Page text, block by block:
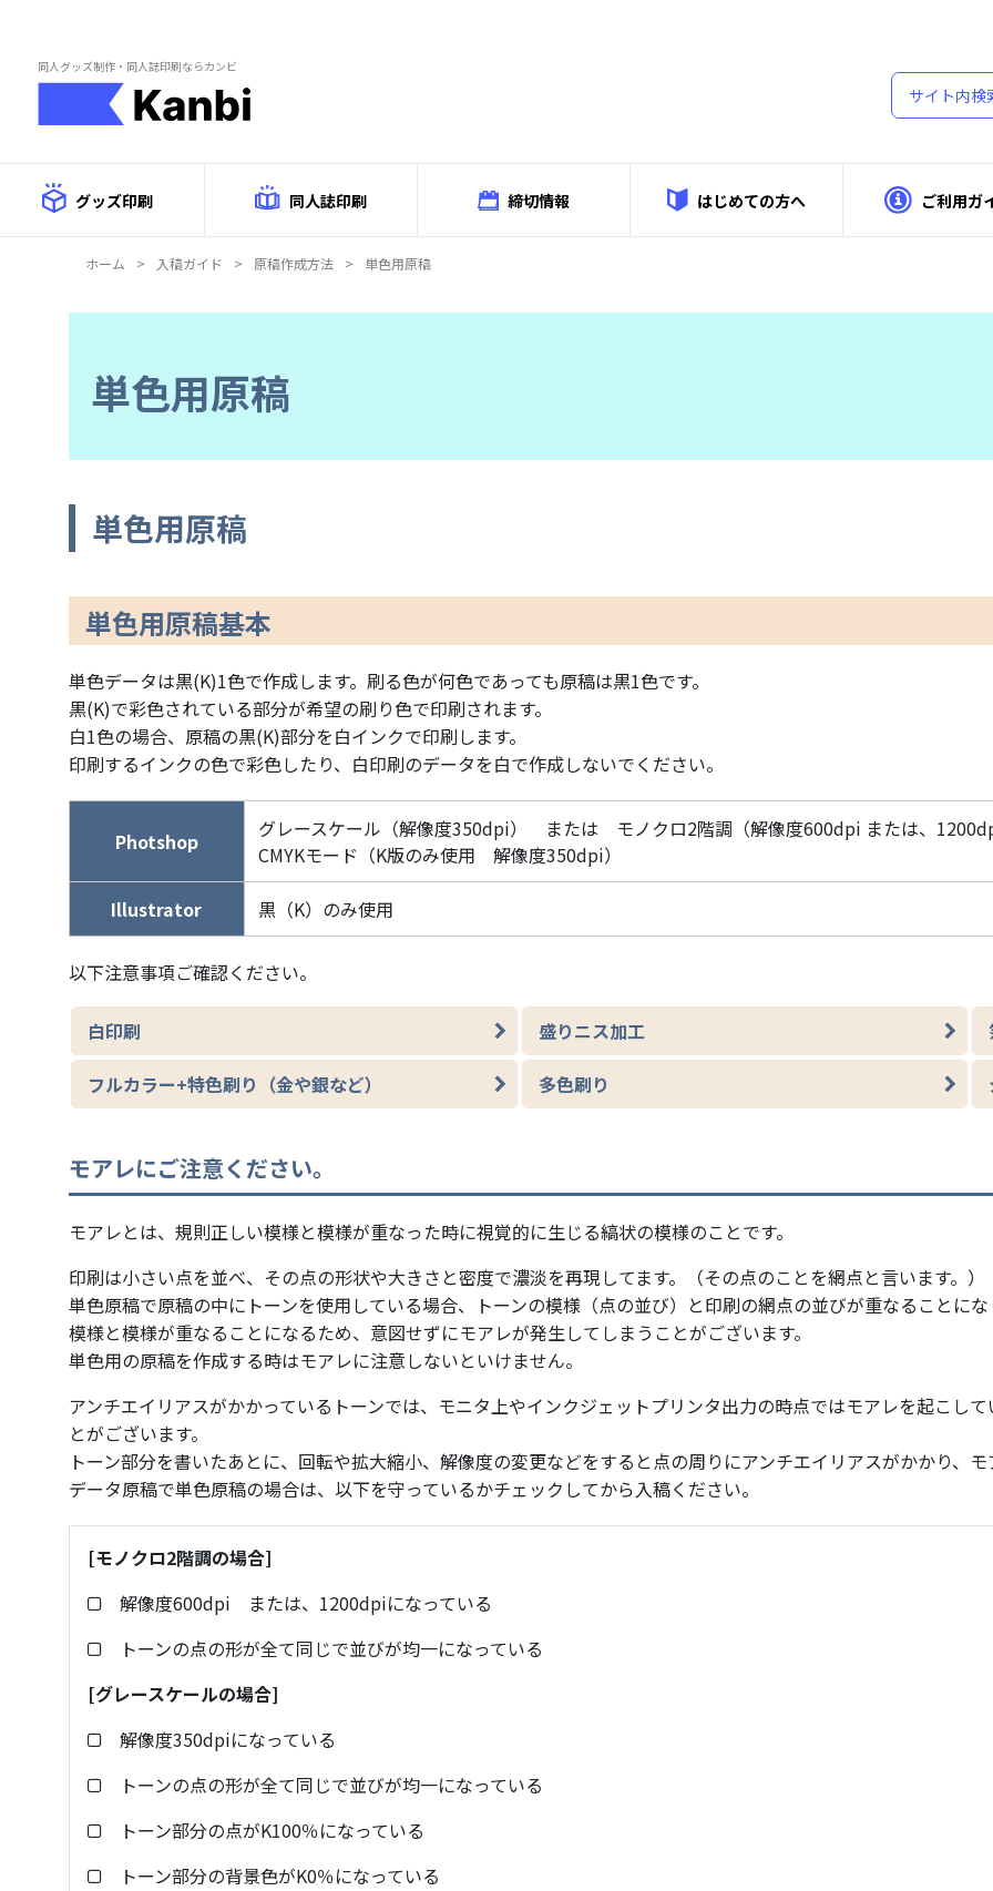
同人グッズ制作・同人誌印刷ならカンビ
グッズ印刷 同人誌印刷 締切情報 はじめての方へ ご利用ガ
ホーム > 入稿ガイド > 原稿作成方法 > 単色用原稿
単色用原稿
単色用原稿
単色用原稿基本
単色データは黒(K)1色で作成します。刷る色が何色であっても原稿は黒1色です。
黒(K)で彩色されている部分が希望の刷り色で印刷されます。
白1色の場合、原稿の黒(K)部分を白インクで印刷します。
印刷するインクの色で彩色したり、白印刷のデータを白で作成しないでください。
Photshop
グレースケール（解像度350dpi） または モノクロ2階調（解像度600dpi または、
CMYKモード（K版のみ使用 解像度350dpi）
Illustrator 黒（K）のみ使用
以下注意事項ご確認ください。
白印刷 盛りニス加工
フルカラー+特色刷り（金や銀など）
多色刷り
モアレにご注意ください。
モアレとは、規則正しい模様と模様が重なった時に視覚的に生じる縞状の模様のことです。
印刷は小さい点を並べ、その点の形状や大きさと密度で濃淡を再現してます。（その点のことを網点と言います。）
単色原稿で原稿の中にトーンを使用している場合、トーンの模様（点の並び）と印刷の網点の並びが重なることにな
模様と模様が重なることになるため、意図せずにモアレが発生してしまうことがございます。
単色用の原稿を作成する時はモアレに注意しないといけません。
アンチエイリアスがかかっているトーンでは、モニタ上やインクジェットプリンタ出力の時点ではモアレを起こし
とがございます。
トーン部分を書いたあとに、回転や拡大縮小、解像度の変更などをすると点の周りにアンチエイリアスがかかり、
データ原稿で単色原稿の場合は、以下を守っているかチェックしてから入稿ください。
[モノクロ2階調の場合]
解像度600dpi または、1200dpiになっている
トーンの点の形が全て同じで並びが均一になっている
[グレースケールの場合]
解像度350dpiになっている
トーンの点の形が全て同じで並びが均一になっている
トーン部分の点がK100％になっている
トーン部分の背景色がK0％になっている